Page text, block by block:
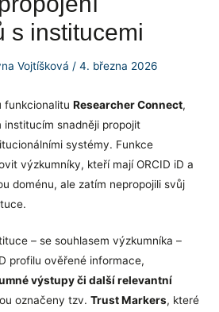
s institucemi
Vojtíšková / 4. března 2026
funkcionalitu Researcher Connect,
institucím snadněji propojit
systémy. Funkce
výzkumníky, kteří mají ORCID iD a
doménu, ale zatím nepropojili svůj
– se souhlasem výzkumníka –
profilu ověřené informace,
výstupy či další relevantní
označeny tzv. Trust Markers, které